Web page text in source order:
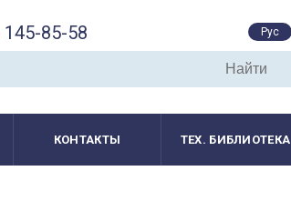
145-85-58 Рус
КОНТАКТЫ ТЕХ. БИБЛИОТЕКА